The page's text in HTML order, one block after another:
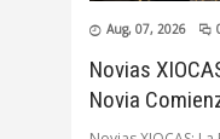
Aug, 07, 2026
Novias
Novia